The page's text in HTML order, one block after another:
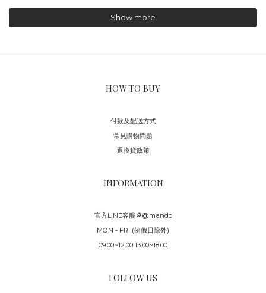
Show more
HOW TO BUY
付款及配送方式
常見購物問題
退換貨政策
INFORMATION
官方LINE客服🔎@mando
MON - FRI (例假日除外)
09:00~12:00 13:00~18:00
FOLLOW US